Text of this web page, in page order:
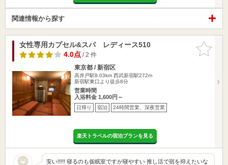
関連情報から探す
お気に入
りに追加
女性専用カプセル&スパ レディース510
4.0点/ 2 件
東京都 / 新宿区
高井戸駅8.03km 西武新宿駅272m
新宿駅東口より徒歩8分
営業時間
入浴料金 1,600円～
日帰り 宿泊 24時間営業、深夜営業
楽天トラベルの宿泊プランを見る
安い!!!!! 寝るのも仮眠室ですが寝やすい 推し活で宿を抑えたいな